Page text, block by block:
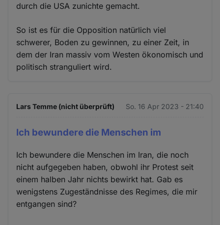
durch die USA zunichte gemacht.
So ist es für die Opposition natürlich viel
schwerer, Boden zu gewinnen, zu einer Zeit, in
dem der Iran massiv vom Westen ökonomisch und
politisch stranguliert wird.
Lars Temme (nicht überprüft) So. 16 Apr 2023 - 21:40
Ich bewundere die Menschen im
Ich bewundere die Menschen im Iran, die noch
nicht aufgegeben haben, obwohl ihr Protest seit
einem halben Jahr nichts bewirkt hat. Gab es
wenigstens Zugeständnisse des Regimes, die mir
entgangen sind?